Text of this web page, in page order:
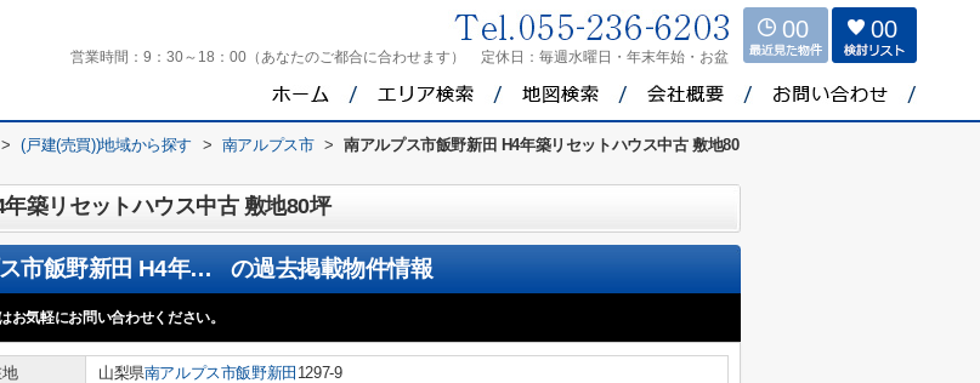
営業時間： 9：30～18：00（あなたのご都合に合わせます） 定休日： 毎週水曜日・年末年始・お盆
00 00
> (戸建(売買))地域から探す > 南アルプス市 >
南アルプス市飯野新田 H4年築リセットハウス中古 敷地80
築リセットハウス中古 敷地80坪
南アルプス市飯野新田 H4年築リセットハウス中古 敷地80坪 の過去掲載物件情報
お気軽にお問い合わせください。
山梨県南アルプス市飯野新田 1297-9